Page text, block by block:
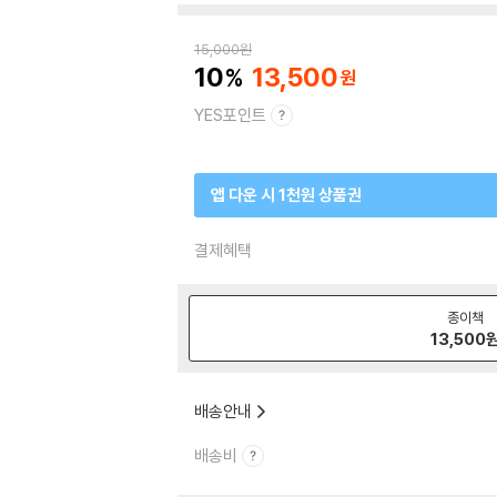
15,000원
10 13,500
YES포인트
앱 다운 시 1천원 상품권
결제혜택
종이책
13,500
배송안내
배송비